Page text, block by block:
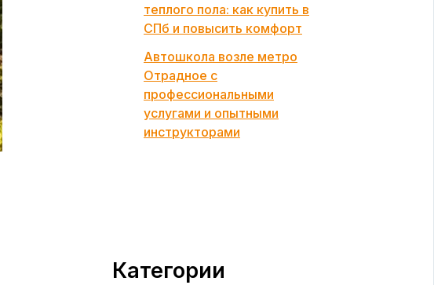
теплого пола: как купить в
СПб и повысить комфорт
Автошкола возле метро
Отрадное с
профессиональными
услугами и опытными
инструкторами
Категории